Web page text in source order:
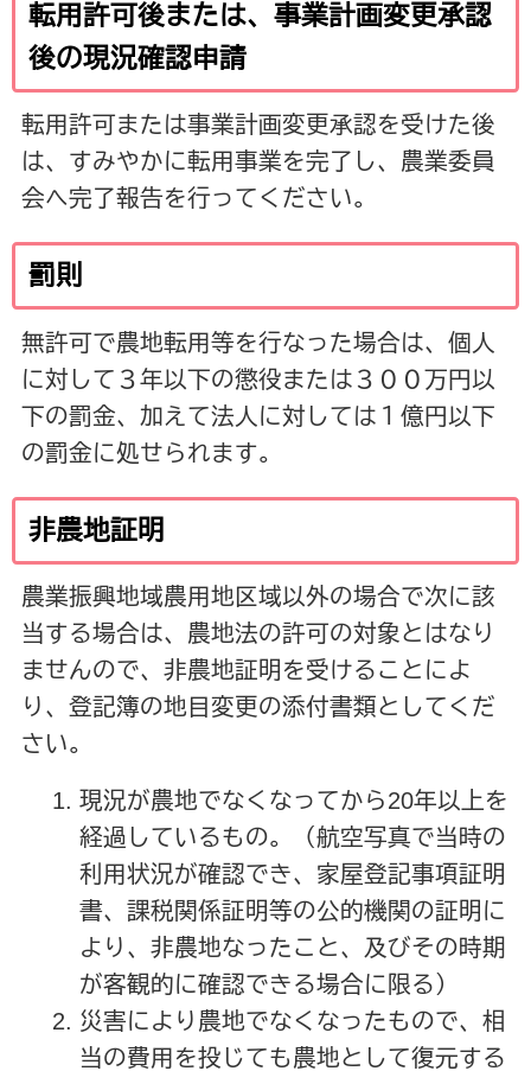
転用許可後または、事業計画変更承認
後の現況確認申請
転用許可または事業計画変更承認を受けた後
は、すみやかに転用事業を完了し、農業委員
会へ完了報告を行ってください。
罰則
無許可で農地転用等を行なった場合は、個人
に対して３年以下の懲役または３００万円以
下の罰金、加えて法人に対しては１億円以下
の罰金に処せられます。
非農地証明
農業振興地域農用地区域以外の場合で次に該
当する場合は、農地法の許可の対象とはなり
ませんので、非農地証明を受けることによ
り、登記簿の地目変更の添付書類としてくだ
さい。
現況が農地でなくなってから20年以上を
経過しているもの。（航空写真で当時の
利用状況が確認でき、家屋登記事項証明
書、課税関係証明等の公的機関の証明に
より、非農地なったこと、及びその時期
が客観的に確認できる場合に限る）
災害により農地でなくなったもので、相
当の費用を投じても農地として復元する